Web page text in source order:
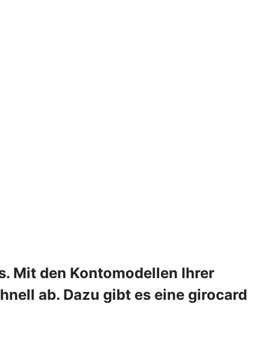
Mit den Kontomodellen Ihrer
ab. Dazu gibt es eine girocard